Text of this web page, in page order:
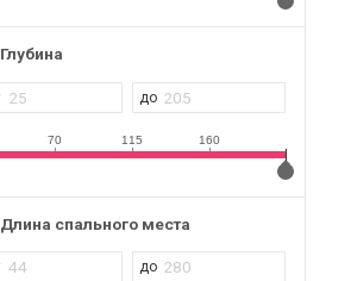
Глубина
70 115 160
Длина спального места